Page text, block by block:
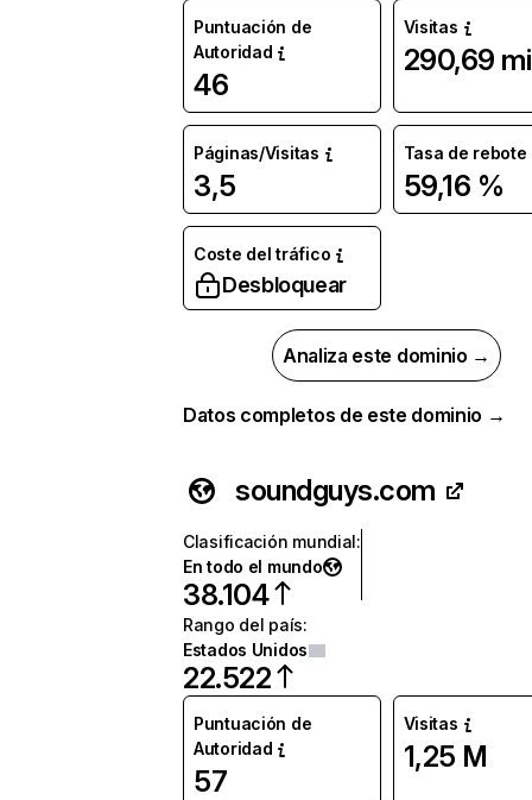
Puntuación de
Autoridad
46
Visitas
290,69
Páginas/Visitas
3,5
Tasa de rebote
59,16 %
Coste del tráfico
Desbloquear
Analiza este dominio →
Datos completos de este dominio →
soundguys.com
Clasificación mundial:
En todo el mundo
38.104
Rango del país:
Estados Unidos
22.522
Puntuación de
Autoridad
57
Visitas
1,25 M